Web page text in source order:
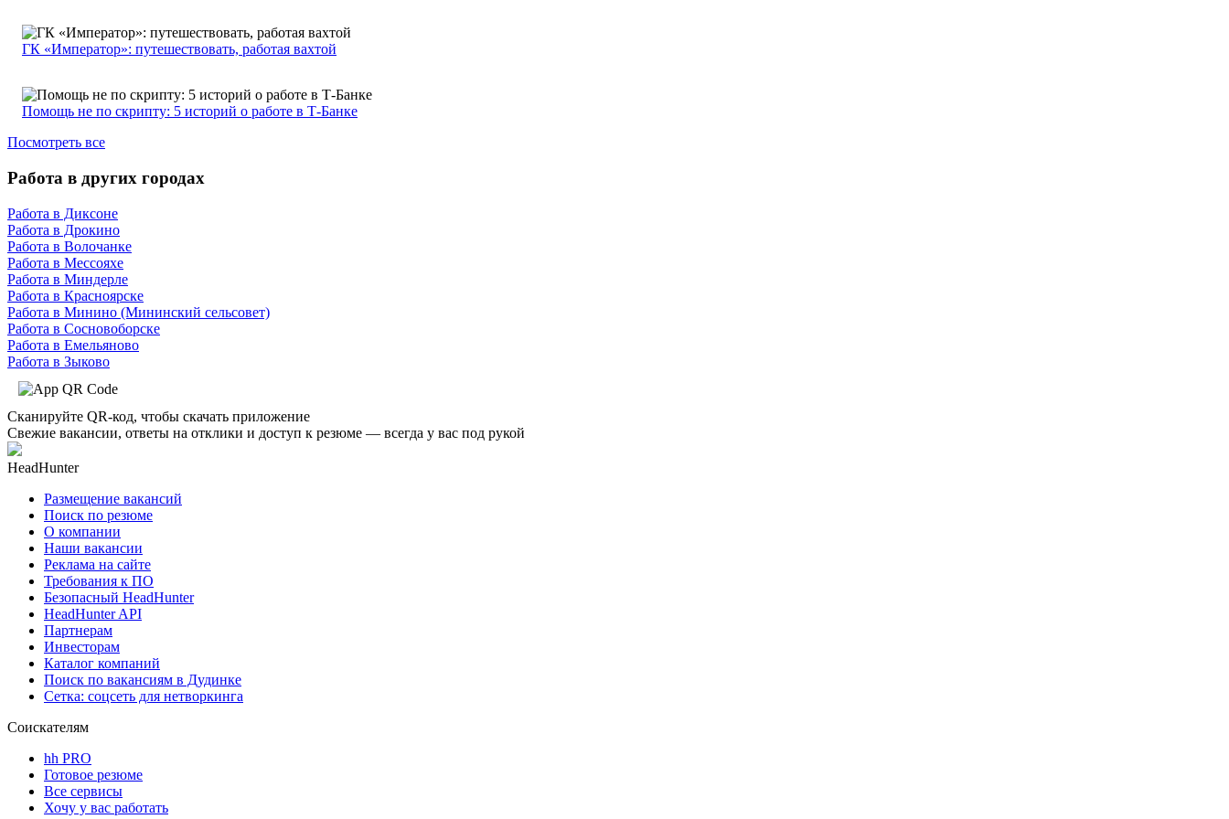
ГК «Император»: путешествовать, работая вахтой
Помощь не по скрипту: 5 историй о работе в Т-Банке
Посмотреть все
Работа в других городах
Работа в Диксоне
Работа в Дрокино
Работа в Волочанке
Работа в Мессояхе
Работа в Миндерле
Работа в Красноярске
Работа в Минино (Мининский сельсовет)
Работа в Сосновоборске
Работа в Емельяново
Работа в Зыково
Сканируйте QR-код, чтобы скачать приложение
Свежие вакансии, ответы на отклики и доступ к резюме — всегда у вас под рукой
HeadHunter
Размещение вакансий
Поиск по резюме
О компании
Наши вакансии
Реклама на сайте
Требования к ПО
Безопасный HeadHunter
HeadHunter API
Партнерам
Инвесторам
Каталог компаний
Поиск по вакансиям в Дудинке
Сетка: соцсеть для нетворкинга
Соискателям
hh PRO
Готовое резюме
Все сервисы
Хочу у вас работать